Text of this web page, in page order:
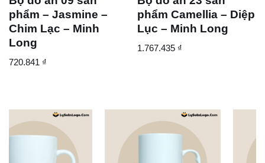
phẩm – Jasmine –
Chim Lạc – Minh
Long
720.841 ₫
phẩm Camellia – Diệp
Lục – Minh Long
1.767.435 ₫